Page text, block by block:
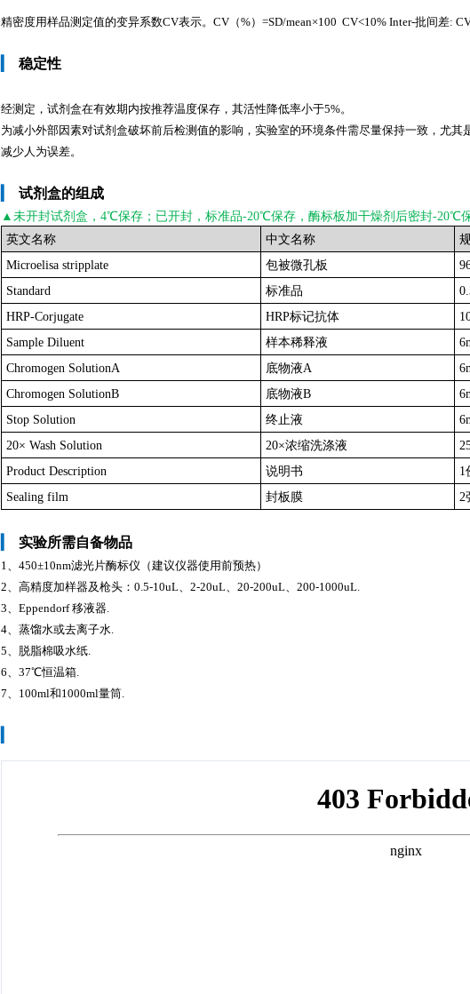
精密度用样品测定值的变异系数CV表示。CV（%）=SD/mean×100 CV<10% Inter-批间差:
稳定性
经测定，试剂盒在有效期内按推荐温度保存，其活性降低率小于5%。
为减小外部因素对试剂盒破坏前后检测值的影响，实验室的环境条件需尽量保持一致，尤
减少人为误差。
试剂盒的组成
▲未开封试剂盒，4℃保存；已开封，标准品-20℃保存，酶标板加干燥剂后密封-20℃
英文名称
中文名称
Microelisa stripplate
包被微孔板
Standard
标准品
HRP-Corjugate
HRP标记抗体
Sample Diluent
样本稀释液
Chromogen SolutionA
底物液A
Chromogen SolutionB
底物液B
Stop Solution
终止液
20× Wash Solution
20×浓缩洗涤液
Product Description
说明书
1
Sealing film
封板膜 2
实验所需自备物品
1、450±10nm滤光片酶标仪（建议仪器使用前预热）
2、高精度加样器及枪头：0.5-10uL、2-20uL、20-200uL、200-1000uL.
3、Eppendorf 移液器.
4、蒸馏水或去离子水.
5、脱脂棉吸水纸.
6、37℃恒温箱.
7、100ml和1000ml量筒.